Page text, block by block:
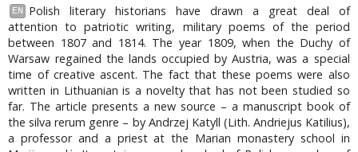
EN
Polish literary historians have drawn a great deal of
attention to patriotic writing, military poems of the period
between 1807 and 1814. The year 1809, when the Duchy of
Warsaw regained the lands occupied by Austria, was a special
time of creative ascent. The fact that these poems were also
written in Lithuanian is a novelty that has not been studied so
far. The article presents a new source – a manuscript book of
the silva rerum genre – by Andrzej Katyll (Lith. Andriejus Katilius),
a professor and a priest at the Marian monastery school in